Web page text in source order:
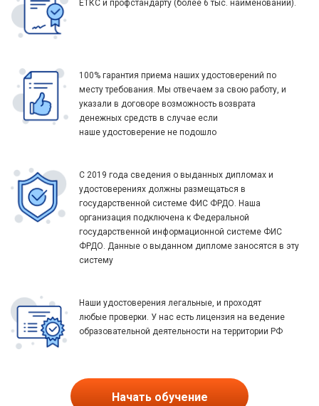
ЕТКС и профстандарту (более 6 тыс. наименований).
100% гарантия приема наших удостоверений по
месту требования. Мы отвечаем за свою работу, и
указали в договоре возможность возврата
денежных средств в случае если
наше удостоверение не подошло
С 2019 года сведения о выданных дипломах и
удостоверениях должны размещаться в
государственной системе ФИС ФРДО. Наша
организация подключена к Федеральной
государственной информационной системе ФИС
ФРДО. Данные о выданном дипломе заносятся в эту
систему
Наши удостоверения легальные, и проходят
любые проверки. У нас есть лицензия на ведение
образовательной деятельности на территории РФ
Начать обучение